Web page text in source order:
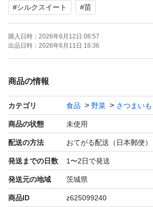
#シルクスイート #苗
購入日時： 2026年6月12日 08:57
出品日時： 2026年6月11日 18:36
商品の情報
カテゴリ 食品 野菜 さつまいも
商品の状態 未使用
配送の方法 おてがる配送（日本郵便）
発送までの日数 1〜2日で発送
発送元の地域 茨城県
商品ID z625099240